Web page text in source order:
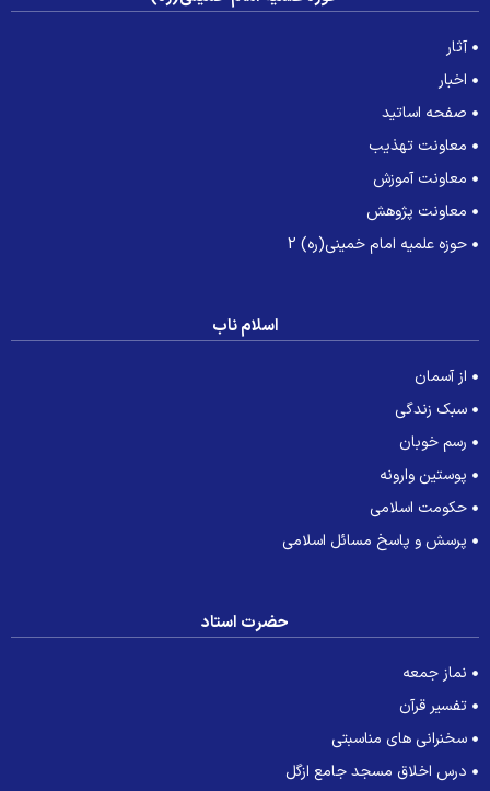
آثار
اخبار
صفحه اساتید
معاونت تهذیب
معاونت آموزش
معاونت پژوهش
حوزه علمیه امام خمینی(ره) 2
اسلام ناب
از آسمان
سبک زندگی
رسم خوبان
پوستین وارونه
حکومت اسلامی
پرسش و پاسخ مسائل اسلامی
حضرت استاد
نماز جمعه
تفسیر قرآن
سخنرانی های مناسبتی
درس اخلاق مسجد جامع ازگل